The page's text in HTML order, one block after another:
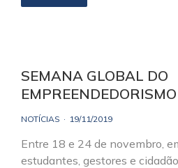
SEMANA GLOBAL DO
NOTÍCIAS 19/11/2019
Entre 18 e 24 de novembro,
estudantes, gestores e